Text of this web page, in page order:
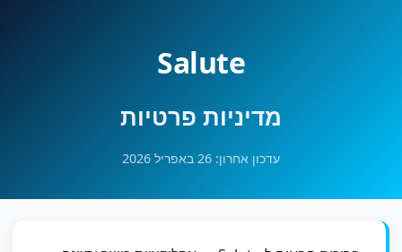
Salute
מדיניות פרטיות
עדכון אחרון: 26 באפריל 2026